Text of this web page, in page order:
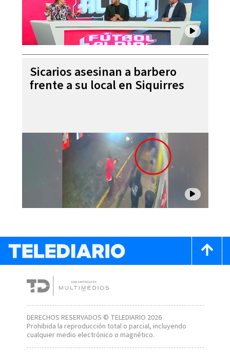
Sicarios asesinan a barbero
frente a su local en Siquirres
DERECHOS RESERVADOS © TELEDIARIO 2026
Prohibida la reproducción total o parcial, incluyendo
cualquier medio electrónico o magnético.